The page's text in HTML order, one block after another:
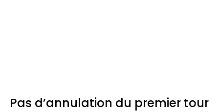
Pas d’annulation du premier tour